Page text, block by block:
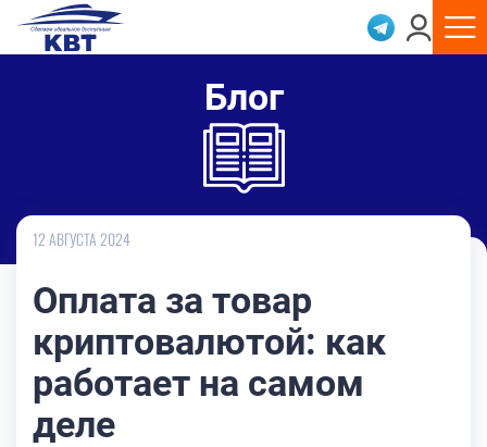
Блог
12 АВГУСТА 2024
Оплата за товар
криптовалютой: как
работает на самом
деле